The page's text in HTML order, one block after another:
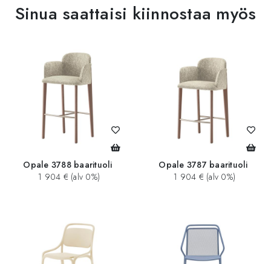
Sinua saattaisi kiinnostaa myös
Opale 3788 baarituoli
1 904 € (alv 0%)
Opale 3787 baarituoli
1 904 € (alv 0%)